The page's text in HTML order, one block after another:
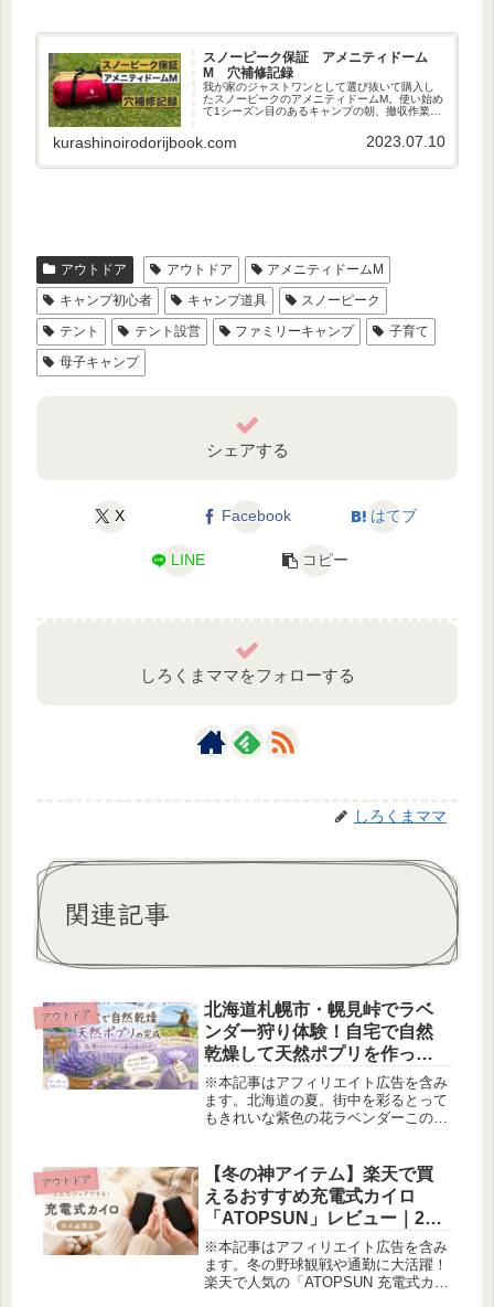
スノーピーク保証 アメニティドーム
M 穴補修記録
我が家のジャストワンとして選び抜いて購入し
たスノーピークのアメニティドームM。使い始め
て1シーズン目のあるキャンプの朝、撤収作業中
穴が開いているのに気づきました。家族みんな
で「なんで穴？？？」とな…
kurashinoirodorijbook.com 2023.07.10
アウトドア アウトドア
アメニティドームM
キャンプ初心者
キャンプ道具
スノーピーク
テント
テント設営 ファミリーキャンプ
子育て
母子キャンプ
シェアする
X Facebook はてブ
LINE コピー
しろくまママをフォローする
しろくまママ
関連記事
アウトドア
北海道札幌市・幌見峠でラベ
ンダー狩り体験！自宅で自然
乾燥して天然ポプリを作って
みました
※本記事はアフィリエイト広告を含み
ます。北海道の夏。街中を彩るとって
もきれいな紫色の花ラベンダーこの時
気軽に行ける「幌見峠ラベンダー園」
で、お友達とラベンダー狩りを楽しん
で...
アウトドア
【冬の神アイテム】楽天で買
えるおすすめ充電式カイロ
「ATOPSUN」レビュー｜2つ
に分かれて超便利！
※本記事はアフィリエイト広告を含み
ます。冬の野球観戦や通勤に大活躍！
楽天で人気の「ATOPSUN 充電式カイ